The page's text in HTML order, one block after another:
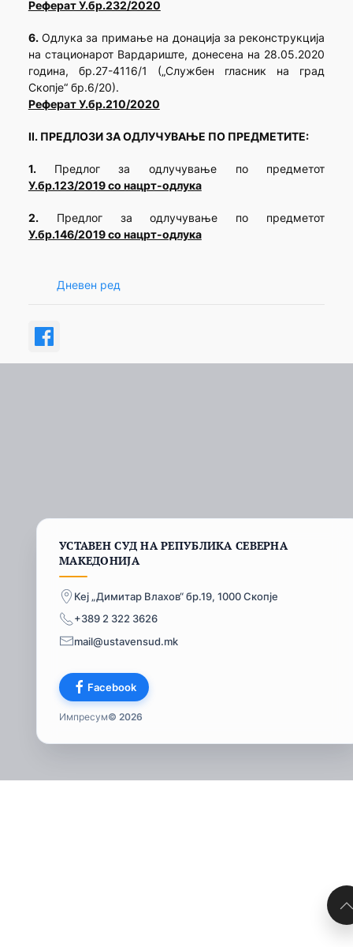
Реферат У.бр.232/2020
6.Одлука за примање на донација за реконструкција
на стационарот Вардариште, донесена на 28.05.2020
година, бр.27-4116/1 („Службен гласник на град
Скопје“ бр.6/20).
Реферат У.бр.210/2020
II. ПРЕДЛОЗИ ЗА ОДЛУЧУВАЊЕ ПО ПРЕДМЕТИТЕ:
1. Предлог за одлучување по предметот
У.бр.123/2019 со нацрт-одлука
2.Предлог за одлучување по предметот
У.бр.146/2019 со нацрт-одлука
Дневен ред
УСТАВЕН СУД НА РЕПУБЛИКА СЕВЕРНА
МАКЕДОНИЈА
Кеј „Димитар Влахов“ бр.19, 1000 Скопје
+389 2 322 3626
mail@ustavensud.mk
Facebook
Импресум© 2026